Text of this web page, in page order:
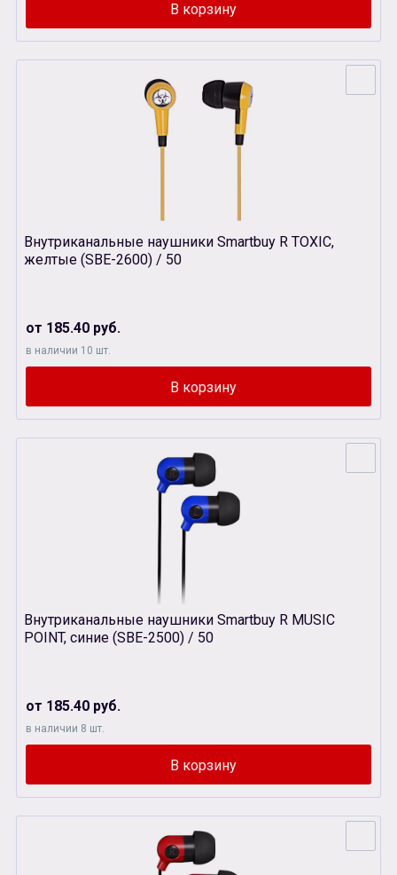
Внутриканальные наушники Smartbuy R TOXIC,
желтые (SBЕ-2600) / 50
от 185.40 руб.
в наличии 10 шт.
Внутриканальные наушники Smartbuy R MUSIC
POINT, синие (SBЕ-2500) / 50
от 185.40 руб.
в наличии 8 шт.